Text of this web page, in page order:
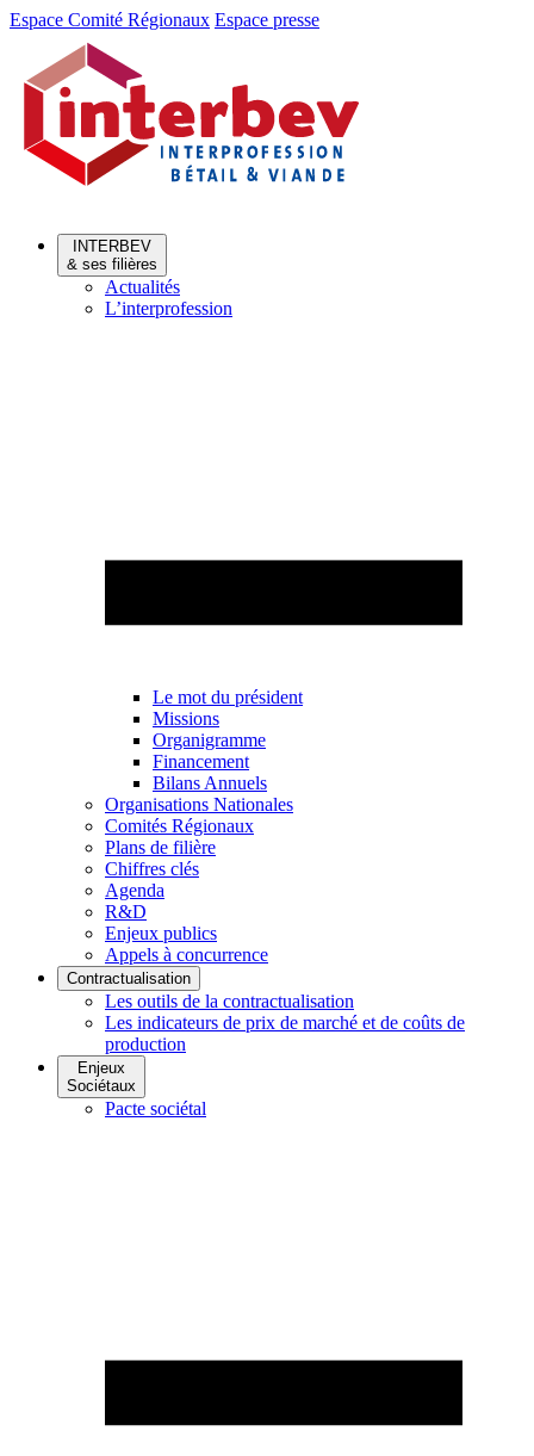
Aller
Aller
contenu
Espace Comité Régionaux Espace presse
INTERBEV
& ses filières
Actualités
L’interprofession
Le mot du président
Missions
Organigramme
Financement
Bilans Annuels
Organisations Nationales
Comités Régionaux
Plans de filière
Chiffres clés
Agenda
R&D
Enjeux publics
Appels à concurrence
Contractualisation
Les outils de la contractualisation
Les indicateurs de prix de marché et de coûts de
production
Enjeux
Sociétaux
Pacte sociétal